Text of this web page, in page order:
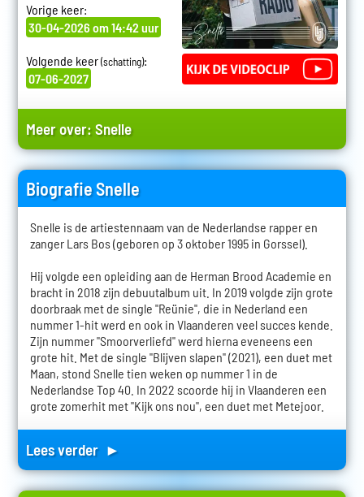
Vorige keer:
30-04-2026 om 14:42 uur
Volgende keer(schatting):
07-06-2027
Meer over:Snelle
Biografie Snelle
Snelle is de artiestennaam van de Nederlandse rapper en
zanger Lars Bos (geboren op 3 oktober 1995 in Gorssel).
Hij volgde een opleiding aan de Herman Brood Academie en
bracht in 2018 zijn debuutalbum uit. In 2019 volgde zijn grote
doorbraak met de single "Reünie", die in Nederland een
nummer 1-hit werd en ook in Vlaanderen veel succes kende.
Zijn nummer "Smoorverliefd" werd hierna eveneens een
grote hit. Met de single "Blijven slapen" (2021), een duet met
Maan, stond Snelle tien weken op nummer 1 in de
Nederlandse Top 40. In 2022 scoorde hij in Vlaanderen een
grote zomerhit met "Kijk ons nou", een duet met Metejoor.
Lees verder ►